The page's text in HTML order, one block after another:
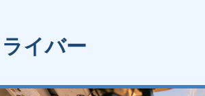
イバー